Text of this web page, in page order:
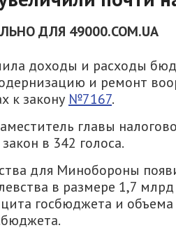
ДЛЯ 49000.COM.UA
доходы и расходы
и ремонт
к закону №7167.
главы
в 342 голоса.
для Минобороны
в размере 1,7
госбюджета и объема